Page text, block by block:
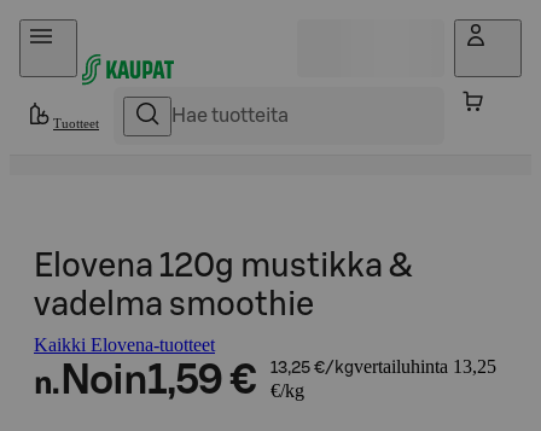
Hyppää sisältöön
Tuotteet
Elovena 120g mustikka &
vadelma smoothie
Kaikki Elovena-tuotteet
n. Noin1,59 € 13,25 €/kgvertailuhinta 13,25
€/kg